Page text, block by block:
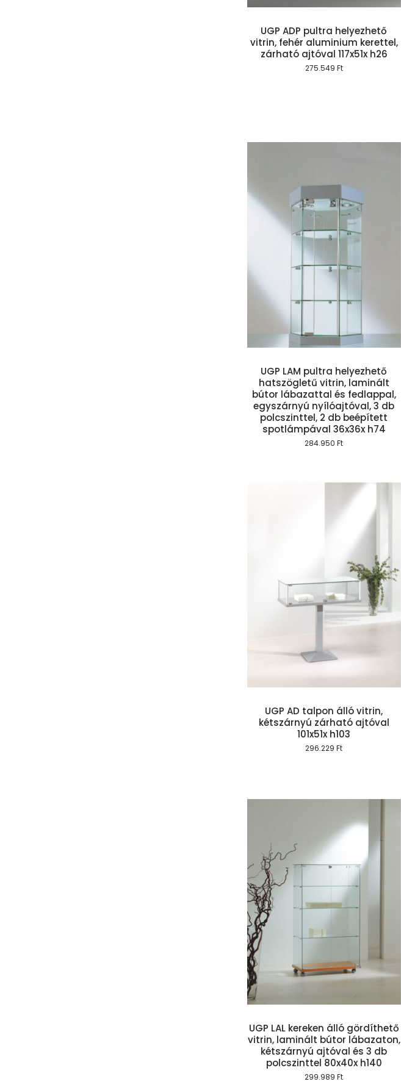
UGP ADP pultra helyezhető
vitrin, fehér aluminium kerettel,
zárható ajtóval 117x51x h26
275.549 Ft
UGP LAM pultra helyezhető
hatszögletű vitrin, laminált
bútor lábazattal és fedlappal,
egyszárnyú nyílóajtóval, 3 db
polcszinttel, 2 db beépített
spotlámpával 36x36x h74
284.950Ft
UGP AD talpon álló vitrin,
kétszárnyú zárható ajtóval
101x51x h103
296.229Ft
Kosárba teszem
UGP LAL kereken álló gördíthető
vitrin, laminált bútor lábazaton,
kétszárnyú ajtóval és 3 db
polcszinttel 80x40x h140
299.989Ft